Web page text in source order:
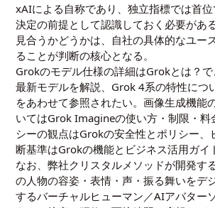
xAIによる自称であり、独立指標では首
決定の前提として認識しておく必要があ
見合うかどうかは、自社の具体的なユー
ることが判断の核心となる。
Grokのモデル仕様の詳細はGrokとは？で
最新モデルを解説
、Grok 4系の特性につ
をあわせて参照されたい。画像生成機能
いてはGrok Imagineの使い方・制限・料
シーの観点はGrokの安全性とポリシー
断基準はGrokの機能とビジネス活用ガイ
なお、弊社クリスタルメソッドが開発す
の人物の容姿・表情・声・振る舞いをデ
するバーチャルヒューマン／AIアバター